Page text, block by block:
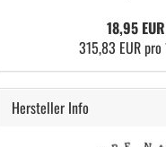
18,95 EUR
315,83 EUR
Hersteller Info